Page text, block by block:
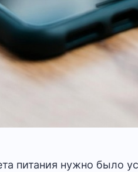
питания нужно было